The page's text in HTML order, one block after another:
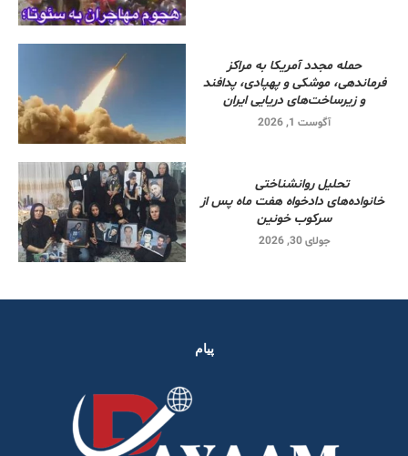
حمله مجدد آمریکا به مراکز
فرماندهی، موشکی و پهپادی، پدافند
و زیرساخت‌های دریایی ایران
آگوست 1, 2026
تحلیل روانشناختی
خانواده‌های دادخواه هفت ماه پس از
سرکوب خونین
جولای 30, 2026
پیام